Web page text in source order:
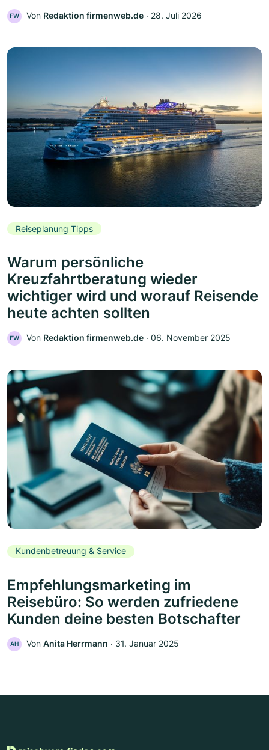
FW Von Redaktion firmenweb.de ‧ 28. Juli 2026
Reiseplanung Tipps
Warum persönliche
Kreuzfahrtberatung wieder
wichtiger wird und worauf Reisende
heute achten sollten
FW Von Redaktion firmenweb.de ‧ 06. November 2025
Kundenbetreuung & Service
Empfehlungsmarketing im
Reisebüro: So werden zufriedene
Kunden deine besten Botschafter
AH Von Anita Herrmann ‧ 31. Januar 2025